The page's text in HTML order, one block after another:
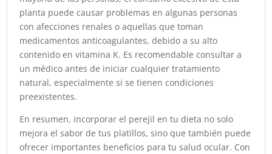
planta puede causar problemas en algunas personas
con afecciones renales o aquellas que toman
medicamentos anticoagulantes, debido a su alto
contenido en vitamina K. Es recomendable consultar a
un médico antes de iniciar cualquier tratamiento
natural, especialmente si se tienen condiciones
preexistentes.
En resumen, incorporar el perejil en tu dieta no solo
mejora el sabor de tus platillos, sino que también puede
ofrecer importantes beneficios para tu salud ocular. Con